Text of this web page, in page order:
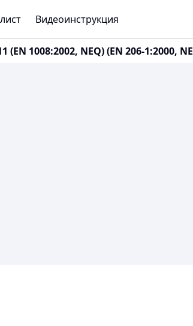
Видеоинструкция
(EN 1008:2002, NEQ) (EN 206-